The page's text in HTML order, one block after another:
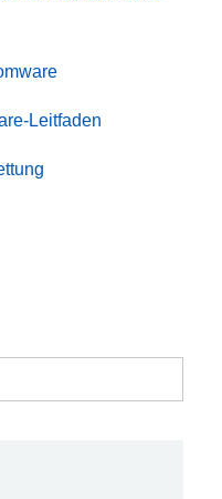
Leitfaden